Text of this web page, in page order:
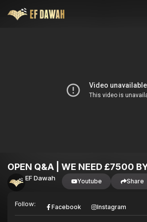
OPEN Q&A | WE NEED £7500
EF Dawah Youtube Share
Follow: Facebook Instagram